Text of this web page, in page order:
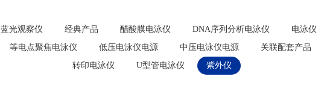
蓝光观察仪 经典产品 醋酸膜电泳仪 DNA序列分析电泳仪 电泳仪
等电点聚焦电泳仪 低压电泳仪电源 中压电泳仪电源 关联配套产品
转印电泳仪
U型管电泳仪 紫外仪